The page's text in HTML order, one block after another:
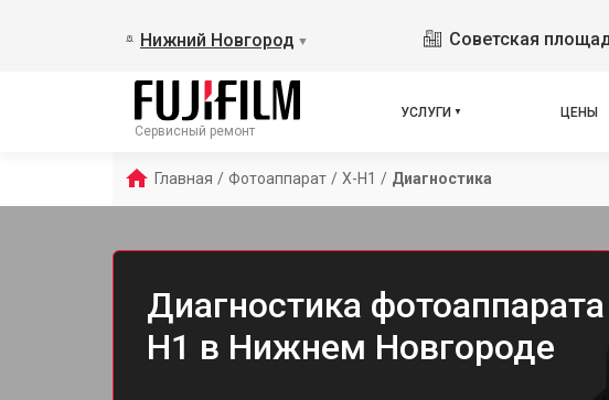
Нижний Новгород ▼ Советская
Сервисный ремонт
УСЛУГИ ЦЕНЫ
Главная / Фотоаппарат / X-H1 / Диагностика
Диагностика
H1 в Нижнем Новгороде